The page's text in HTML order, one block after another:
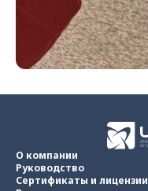
О компании
Руководство
Сертификаты и лицензии